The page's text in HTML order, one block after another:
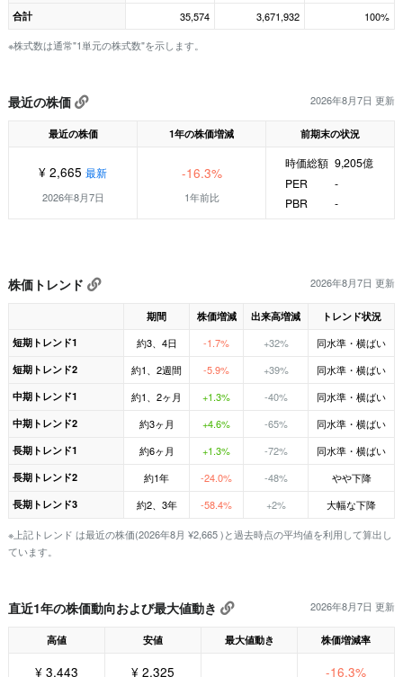
合計 35,574 3,671,932
100%
※株式数は通常"1単元の株式数"を示します。
最近の株価 2026年8月7日 更新
最近の株価 1年の株価増減 前期末の状況
¥ 2,665 最新
2026年8月7日
-16.3%
1年前比
時価総額 9,205億
PER
-
PBR
-
株価トレンド 2026年8月7日 更新
期間 株価増減 出来高増減
トレンド状況
短期トレンド1
約3、4日 -1.7% +32% 同水準・横ばい
短期トレンド2 約1、2週間 -5.9% +39% 同水準・横ばい
中期トレンド1 約1、2ヶ月 +1.3% -40% 同水準・横ばい
中期トレンド2 約3ヶ月 +4.6% -65% 同水準・横ばい
長期トレンド1 約6ヶ月 +1.3% -72% 同水準・横ばい
長期トレンド2 約1年 -24.0% -48% やや下降
長期トレンド3 約2、3年 -58.4% +2% 大幅な下降
※上記トレンド は最近の株価(2026年8月 ¥2,665 )と過去時点の平均値を利用して算出し
ています。
直近1年の株価動向および最大値動き 2026年8月7日 更新
高値 安値 最大値動き 株価増減率
¥ 3,443 ¥ 2,325 -16.3%